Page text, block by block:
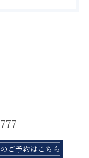
ご予約はこちら